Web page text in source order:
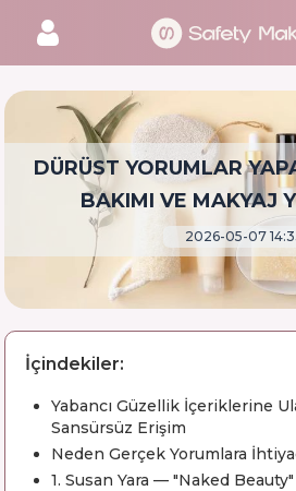
DÜRÜST YORUMLAR
BAKIMI VE MAKYAJ
2026-05-07
İçindekiler:
Yabancı Güzellik İçeriklerine
Sansürsüz Erişim
Neden Gerçek Yorumlara
1. Susan Yara — "Naked Beauty"